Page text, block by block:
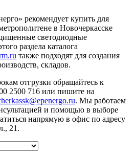
рекомендует купить для
в Новочеркасске
светодиодные
раздела каталога
также подходят для создания
складов.
отгрузки обращайтесь к
2500 716 или пишите на
. Мы работаем
и помощью в выборе
напрямую в офис по адресу
21.